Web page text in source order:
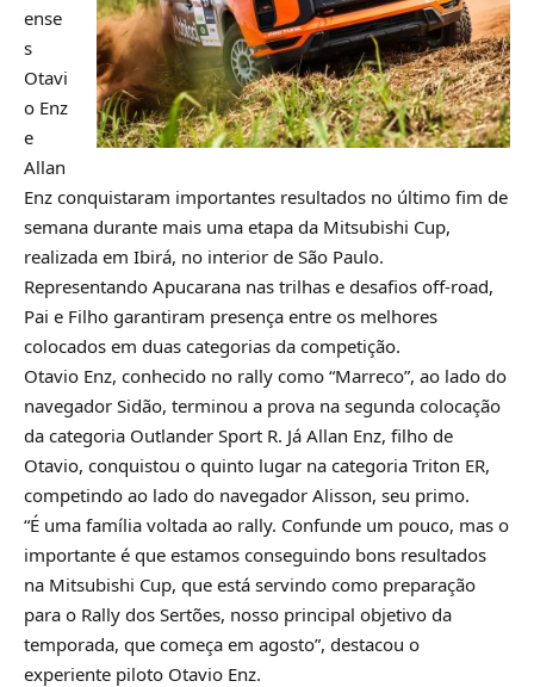
ense
s
Otavi
o Enz
e
Allan
Enz conquistaram importantes resultados no último fim de
semana durante mais uma etapa da Mitsubishi Cup,
realizada em Ibirá, no interior de São Paulo.
Representando Apucarana nas trilhas e desafios off-road,
Pai e Filho garantiram presença entre os melhores
colocados em duas categorias da competição.
Otavio Enz, conhecido no rally como “Marreco”, ao lado do
navegador Sidão, terminou a prova na segunda colocação
da categoria Outlander Sport R. Já Allan Enz, filho de
Otavio, conquistou o quinto lugar na categoria Triton ER,
competindo ao lado do navegador Alisson, seu primo.
“É uma família voltada ao rally. Confunde um pouco, mas o
importante é que estamos conseguindo bons resultados
na Mitsubishi Cup, que está servindo como preparação
para o Rally dos Sertões, nosso principal objetivo da
temporada, que começa em agosto”, destacou o
experiente piloto Otavio Enz.